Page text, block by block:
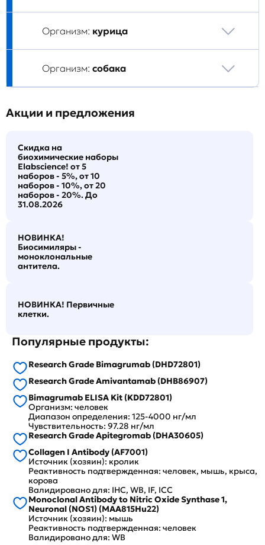
Организм: курица
Организм: собака
Акции и предложения
Скидка на
биохимические наборы
Elabscience! от 5
наборов - 5%, от 10
наборов - 10%, от 20
наборов - 20%. До
31.08.2026
НОВИНКА!
Биосимиляры -
моноклональные
антитела.
НОВИНКА! Первичные
клетки.
Популярные продукты:
Research Grade Bimagrumab (DHD72801)
Research Grade Amivantamab (DHB86907)
Bimagrumab ELISA Kit (KDD72801)
Организм: человек
Диапазон определения: 125-4000 нг/мл
Чувствительность: 97.28 нг/мл
Research Grade Apitegromab (DHA30605)
Collagen I Antibody (AF7001)
Источник (хозяин): кролик
Реактивность подтвержденная: человек, мышь, крыса,
корова
Валидировано для: IHC, WB, IF, ICC
Monoclonal Antibody to Nitric Oxide Synthase 1,
Neuronal (NOS1) (MAA815Hu22)
Источник (хозяин): мышь
Реактивность подтвержденная: человек
Валидировано для: WB